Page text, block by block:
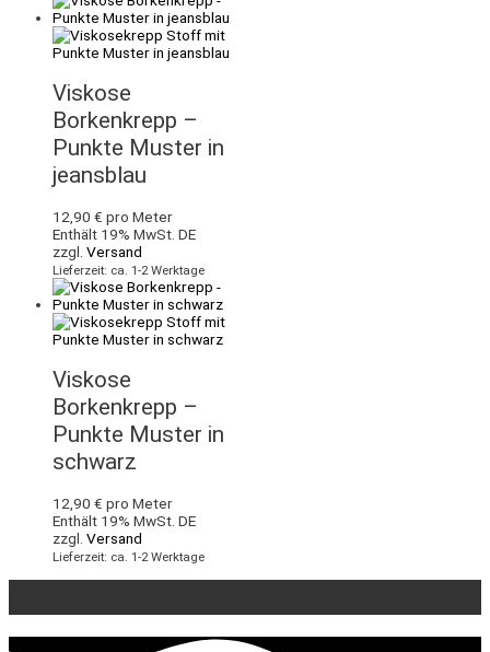
Viskose
Borkenkrepp –
Punkte Muster in
jeansblau
12,90 € pro Meter
Enthält 19% MwSt. DE
zzgl. Versand
Lieferzeit: ca. 1-2 Werktage
Viskose
Borkenkrepp –
Punkte Muster in
schwarz
12,90 € pro Meter
Enthält 19% MwSt. DE
zzgl. Versand
Lieferzeit: ca. 1-2 Werktage